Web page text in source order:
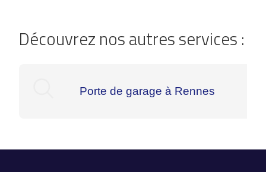
Découvrez nos autres services :
Porte de garage à Rennes